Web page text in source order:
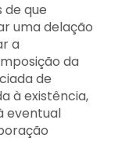
de que
uma delação
a
da
de
à existência,
eventual